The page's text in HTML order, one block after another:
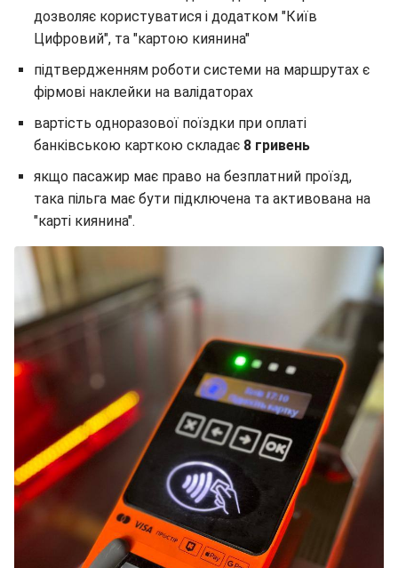
дозволяє користуватися і додатком "Київ
Цифровий", та "картою киянина"
підтвердженням роботи системи на маршрутах є
фірмові наклейки на валідаторах
вартість одноразової поїздки при оплаті
банківською карткою складає 8 гривень
якщо пасажир має право на безплатний проїзд,
така пільга має бути підключена та активована на
"карті киянина".